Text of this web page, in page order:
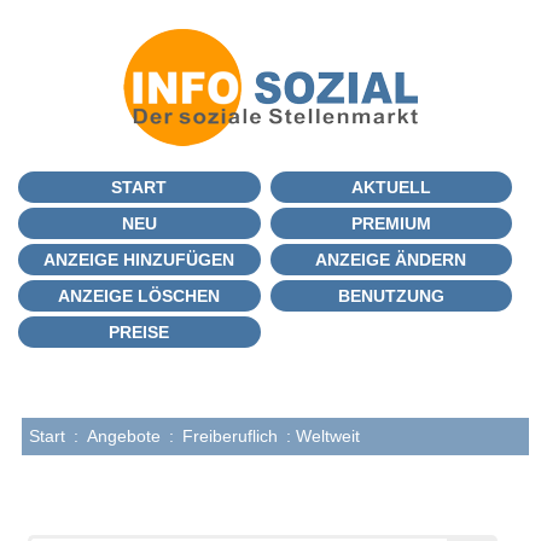
START
AKTUELL
NEU
PREMIUM
ANZEIGE HINZUFÜGEN
ANZEIGE ÄNDERN
ANZEIGE LÖSCHEN
BENUTZUNG
PREISE
Start : Angebote : Freiberuflich : Weltweit